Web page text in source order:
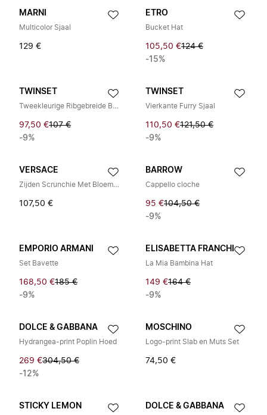
MARNI
Multicolor Sjaal
129 €
ETRO
Bucket Hat
105,50 €124 €
-15%
TWINSET
Tweekleurige Ribgebreide Beanie
97,50 €107 €
-9%
TWINSET
Vierkante Furry Sjaal
110,50 €121,50 €
-9%
VERSACE
Zijden Scrunchie Met Bloemmotief
107,50 €
BARROW
Cappello cloche
95 €104,50 €
-9%
EMPORIO ARMANI
Set Bavette
168,50 €185 €
-9%
ELISABETTA FRANCHI
La Mia Bambina Hat
149 €164 €
-9%
DOLCE & GABBANA
Hydrangea-print Poplin Hoed
269 €304,50 €
-12%
MOSCHINO
Logo-print Slab en Muts Set
74,50 €
STICKY LEMON DOLCE & GABBANA